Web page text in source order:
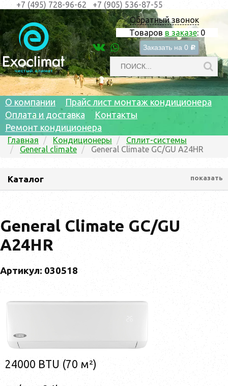
Обратный звонок
Товаров в заказе: 0
Заказать на 0 c
+7 (495) 728-96-62 +7 (905) 536-87-55
О компании
Прайс лист монтаж кондиционера
Оплата и доставка
Контакты
Ремонт кондиционера
Главная Кондиционеры
Сплит-системы
General climate
General Climate GC/GU A24HR
Каталог показать
General Climate GC/GU
A24HR
Артикул: 030518
24000 BTU (70 м²)